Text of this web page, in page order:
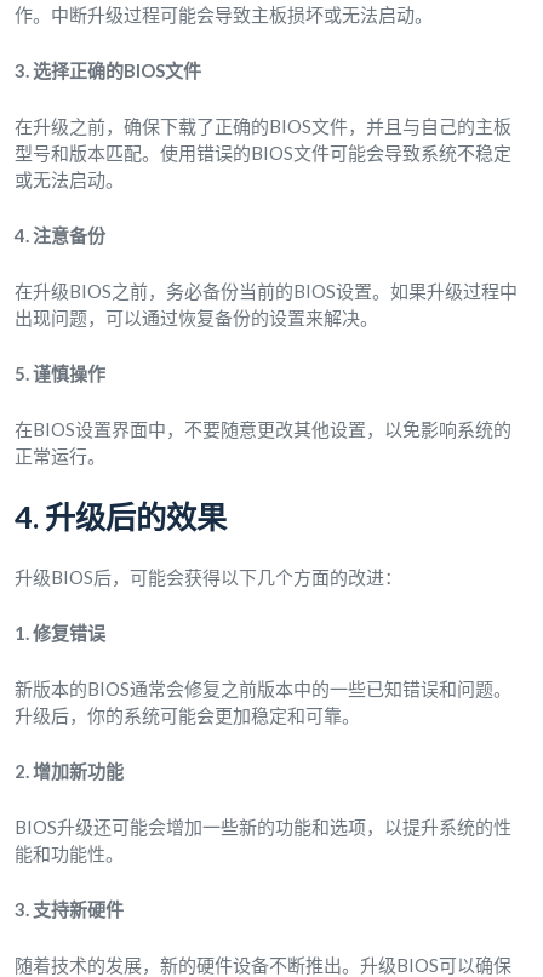
作。中断升级过程可能会导致主板损坏或无法启动。
3. 选择正确的BIOS文件
在升级之前，确保下载了正确的BIOS文件，并且与自己的主板
型号和版本匹配。使用错误的BIOS文件可能会导致系统不稳定
或无法启动。
4. 注意备份
在升级BIOS之前，务必备份当前的BIOS设置。如果升级过程中
出现问题，可以通过恢复备份的设置来解决。
5. 谨慎操作
在BIOS设置界面中，不要随意更改其他设置，以免影响系统的
正常运行。
4. 升级后的效果
升级BIOS后，可能会获得以下几个方面的改进：
1. 修复错误
新版本的BIOS通常会修复之前版本中的一些已知错误和问题。
升级后，你的系统可能会更加稳定和可靠。
2. 增加新功能
BIOS升级还可能会增加一些新的功能和选项，以提升系统的性
能和功能性。
3. 支持新硬件
随着技术的发展，新的硬件设备不断推出。升级BIOS可以确保